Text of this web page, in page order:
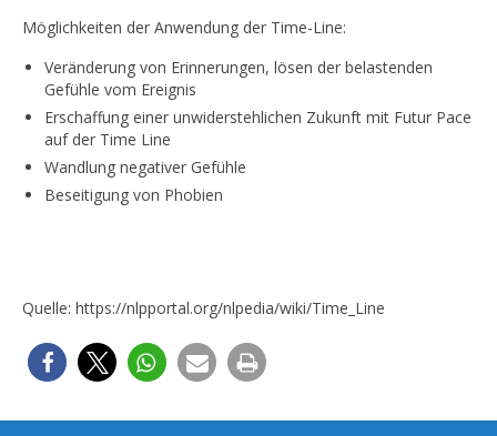
Möglichkeiten der Anwendung der Time-Line:
Veränderung von Erinnerungen, lösen der belastenden
Gefühle vom Ereignis
Erschaffung einer unwiderstehlichen Zukunft mit Futur Pace
auf der Time Line
Wandlung negativer Gefühle
Beseitigung von Phobien
Quelle: https://nlpportal.org/nlpedia/wiki/Time_Line